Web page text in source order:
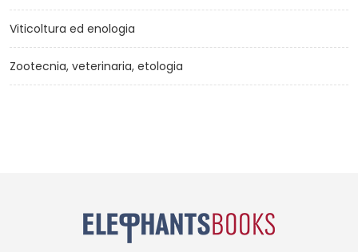
Viticoltura ed enologia
Zootecnia, veterinaria, etologia